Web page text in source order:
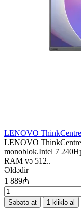
LENOVO
LENOVO ThinkCentre
monoblok.Intel 7
RAM və 512..
Əldədir
1 889₼
Səbətə at 1 kliklə al